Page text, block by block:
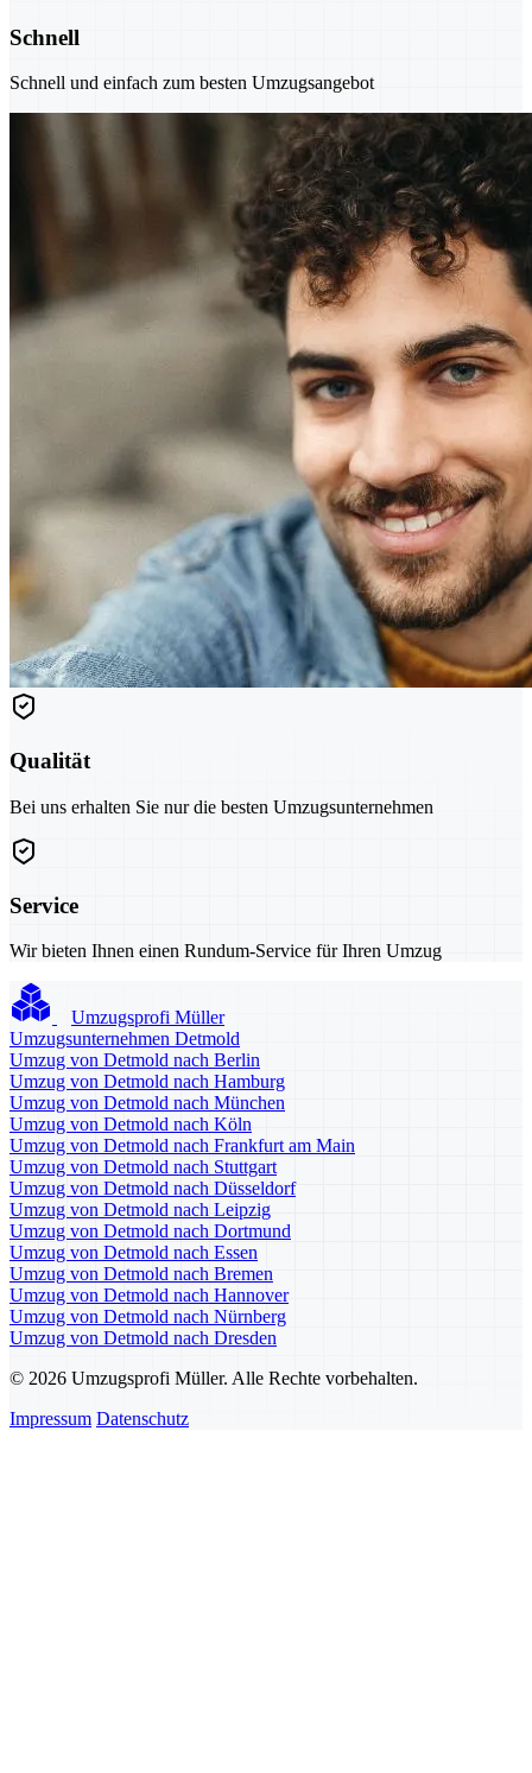
Schnell
Schnell und einfach zum besten Umzugsangebot
Qualität
Bei uns erhalten Sie nur die besten Umzugsunternehmen
Service
Wir bieten Ihnen einen Rundum-Service für Ihren Umzug
Umzugsprofi Müller
Umzugsunternehmen Detmold
Umzug von Detmold nach Berlin
Umzug von Detmold nach Hamburg
Umzug von Detmold nach München
Umzug von Detmold nach Köln
Umzug von Detmold nach Frankfurt am Main
Umzug von Detmold nach Stuttgart
Umzug von Detmold nach Düsseldorf
Umzug von Detmold nach Leipzig
Umzug von Detmold nach Dortmund
Umzug von Detmold nach Essen
Umzug von Detmold nach Bremen
Umzug von Detmold nach Hannover
Umzug von Detmold nach Nürnberg
Umzug von Detmold nach Dresden
© 2026 Umzugsprofi Müller. Alle Rechte vorbehalten.
Impressum Datenschutz